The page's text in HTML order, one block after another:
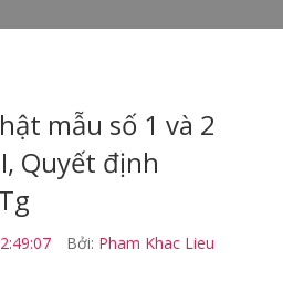
mẫu số 1 và 2
Quyết định
Bởi: Pham Khac Lieu